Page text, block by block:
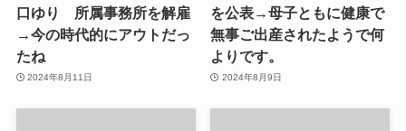
口ゆり 所属事務所を解雇
→今の時代的にアウトだっ
たね
2024年8月11日
を公表→母子ともに健康で
無事ご出産されたようで何
よりです。
2024年8月9日